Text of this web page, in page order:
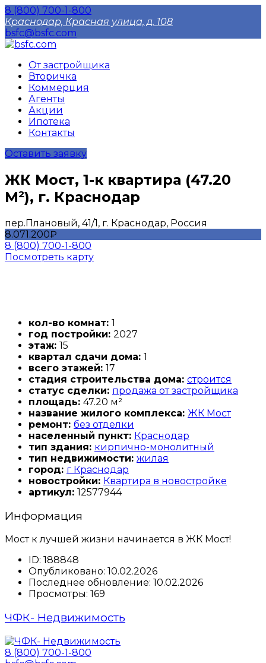
8 (800) 700-1-800
Краснодар, Красная улица, д. 108
bsfc@bsfc.com
От застройщика
Вторичка
Коммерция
Агенты
Акции
Ипотека
Контакты
Оставить заявку
ЖК Мост, 1-к квартира (47.20
М²), г. Краснодар
пер.Плановый, 41/1, г. Краснодар, Россия
8.071.200₽
8 (800) 700-1-800
Посмотреть карту
кол-во комнат: 1
год постройки: 2027
этаж: 15
квартал сдачи дома: 1
всего этажей: 17
стадия строительства дома: строится
статус сделки: продажа от застройщика
площадь: 47.20 м²
название жилого комплекса: ЖК Мост
ремонт: без отделки
населенный пункт: Краснодар
тип здания: кирпично-монолитный
тип недвижимости: жилая
город: г Краснодар
новостройки: Квартира в новостройке
артикул: 12577944
Информация
Мост к лучшей жизни начинается в ЖК Мост!
ID: 188848
Опубликовано: 10.02.2026
Последнее обновление: 10.02.2026
Просмотры: 169
ЧФК- Недвижимость
8 (800) 700-1-800